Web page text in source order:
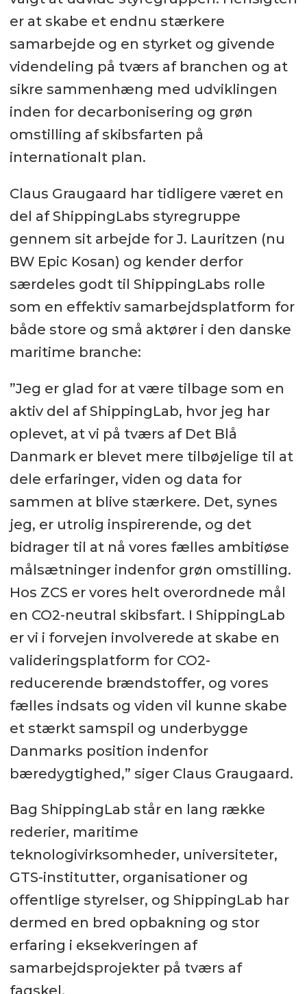
er at skabe et endnu stærkere
samarbejde og en styrket og givende
videndeling på tværs af branchen og at
sikre sammenhæng med udviklingen
inden for decarbonisering og grøn
omstilling af skibsfarten på
internationalt plan.
Claus Graugaard har tidligere været en
del af ShippingLabs styregruppe
gennem sit arbejde for J. Lauritzen (nu
BW Epic Kosan) og kender derfor
særdeles godt til ShippingLabs rolle
som en effektiv samarbejdsplatform for
både store og små aktører i den danske
maritime branche:
”Jeg er glad for at være tilbage som en
aktiv del af ShippingLab, hvor jeg har
oplevet, at vi på tværs af Det Blå
Danmark er blevet mere tilbøjelige til at
dele erfaringer, viden og data for
sammen at blive stærkere. Det, synes
jeg, er utrolig inspirerende, og det
bidrager til at nå vores fælles ambitiøse
målsætninger indenfor grøn omstilling.
Hos ZCS er vores helt overordnede mål
en CO2-neutral skibsfart. I ShippingLab
er vi i forvejen involverede at skabe en
valideringsplatform for CO2-
reducerende brændstoffer, og vores
fælles indsats og viden vil kunne skabe
et stærkt samspil og underbygge
Danmarks position indenfor
bæredygtighed,” siger Claus Graugaard.
Bag ShippingLab står en lang række
rederier, maritime
teknologivirksomheder, universiteter,
GTS-institutter, organisationer og
offentlige styrelser, og ShippingLab har
dermed en bred opbakning og stor
erfaring i eksekveringen af
samarbejdsprojekter på tværs af